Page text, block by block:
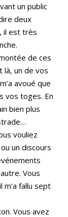
un public
deux
il est très
de ces
là, un de vos
avoué que
vos toges. En
bien plus
vouliez
un discours
Vous
m’a fallu sept
Vous avez